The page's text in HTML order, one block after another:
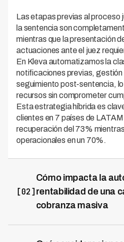
Las etapas previas al proceso
la sentencia son
mientras que la presentación
actuaciones ante el juez
En Kleva automatizamos la
notificaciones previas,
seguimiento post-sentencia,
recursos sin comprometer
Esta estrategia híbrida es
clientes en 7 países de
recuperación del 73%
operacionales en un 70%.
[02]
Cómo impacta la
rentabilidad de una
cobranza masiva